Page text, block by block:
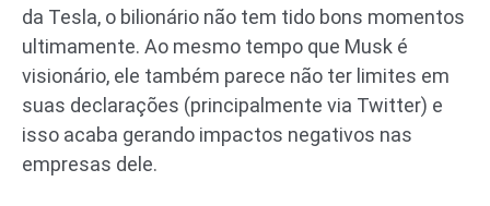
da Tesla, o bilionário não tem tido bons momentos
ultimamente. Ao mesmo tempo que Musk é
visionário, ele também parece não ter limites em
suas declarações (principalmente via Twitter) e
isso acaba gerando impactos negativos nas
empresas dele.